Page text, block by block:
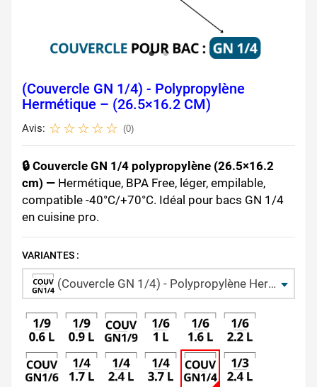
(Couvercle GN 1/4) - Polypropylène
Hermétique – (26.5×16.2 CM)
Avis: (0)
🔒 Couvercle GN 1/4 polypropylène (26.5×16.2
cm) — Hermétique, BPA Free, léger, empilable,
compatible -40°C/+70°C. Idéal pour bacs GN 1/4
en cuisine pro.
VARIANTES :
(Couvercle GN 1/4) - Polypropylène Hermétique – (26.5×16.2 CM)